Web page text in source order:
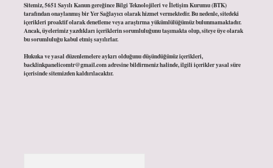
Sitemiz, 5651 Sayılı Kanun gereğince Bilgi Teknolojileri ve İletişim Kurumu (BTK)
tarafından onaylanmış bir Yer Sağlayıcı olarak hizmet vermektedir. Bu nedenle, sitedeki
içerikleri proaktif olarak denetleme veya araştırma yükümlülüğümüz bulunmamaktadır.
Ancak, üyelerimiz yazdıkları içeriklerin sorumluluğunu taşımakta olup, siteye üye olarak
bu sorumluluğu kabul etmiş sayılırlar.
Hukuka ve yasal düzenlemelere aykırı olduğunu düşündüğünüz içerikleri,
backlinkpanelicomtr@gmail.comadresine bildirmeniz halinde, ilgili içerikler yasal süre
içerisinde sitemizden kaldırılacaktır.